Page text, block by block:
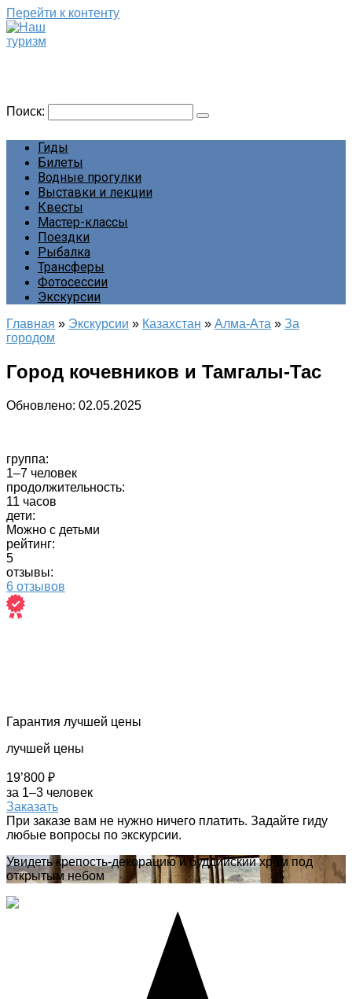
Перейти к контенту
Поиск:
Гиды
Билеты
Водные прогулки
Выставки и лекции
Квесты
Мастер-классы
Поездки
Рыбалка
Трансферы
Фотосессии
Экскурсии
Главная » Экскурсии » Казахстан » Алма-Ата » За
городом
Город кочевников и Тамгалы-Тас
Обновлено: 02.05.2025
группа:
1–7 человек
продолжительность:
11 часов
дети:
Можно с детьми
рейтинг:
5
отзывы:
6 отзывов
Гарантия лучшей цены
лучшей цены
19’800 ₽
за 1–3 человек
Заказать
При заказе вам не нужно ничего платить. Задайте гиду
любые вопросы по экскурсии.
Увидеть крепость-декорацию и буддийский храм под
открытым небом